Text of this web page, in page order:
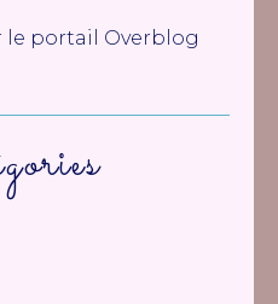
le portail Overblog